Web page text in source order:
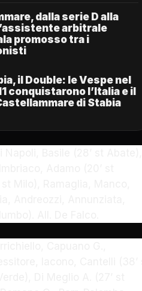
dalla serie D alla
arbitrale
promosso tra i
il Double: le Vespe nel
conquistarono l’Italia e il
di Stabia